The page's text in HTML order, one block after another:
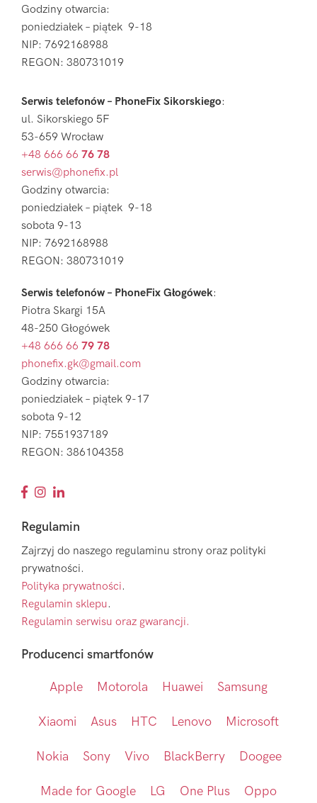
Godziny otwarcia:
poniedziałek – piątek 9-18
NIP: 7692168988
REGON: 380731019
Serwis telefonów – PhoneFix Sikorskiego:
ul. Sikorskiego 5F
53-659 Wrocław
+48 666 66 76 78
serwis@phonefix.pl
Godziny otwarcia:
poniedziałek – piątek 9-18
sobota 9-13
NIP: 7692168988
REGON: 380731019
Serwis telefonów – PhoneFix Głogówek:
Piotra Skargi 15A
48-250 Głogówek
+48 666 66 79 78
phonefix.gk@gmail.com
Godziny otwarcia:
poniedziałek – piątek 9-17
sobota 9-12
NIP: 7551937189
REGON: 386104358
Regulamin
Zajrzyj do naszego regulaminu strony oraz polityki
prywatności.
Polityka prywatności.
Regulamin sklepu.
Regulamin serwisu oraz gwarancji.
Producenci smartfonów
Apple Motorola Huawei Samsung
Xiaomi Asus HTC Lenovo Microsoft
Nokia Sony Vivo BlackBerry Doogee
Made for Google LG One Plus Oppo